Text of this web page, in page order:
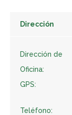
Dirección
Dirección de
Oficina:
GPS:
Teléfono: